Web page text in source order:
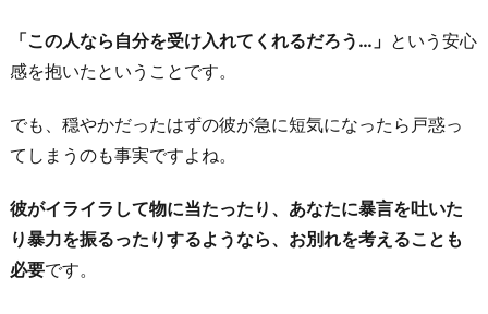
「この人なら自分を受け入れてくれるだろう…」 という安心
感を抱いたということです。
でも、穏やかだったはずの彼が急に短気になったら戸惑っ
てしまうのも事実ですよね。
彼がイライラして物に当たったり、あなたに暴言を吐いた
り暴力を振るったりするようなら、お別れを考えることも
必要です。